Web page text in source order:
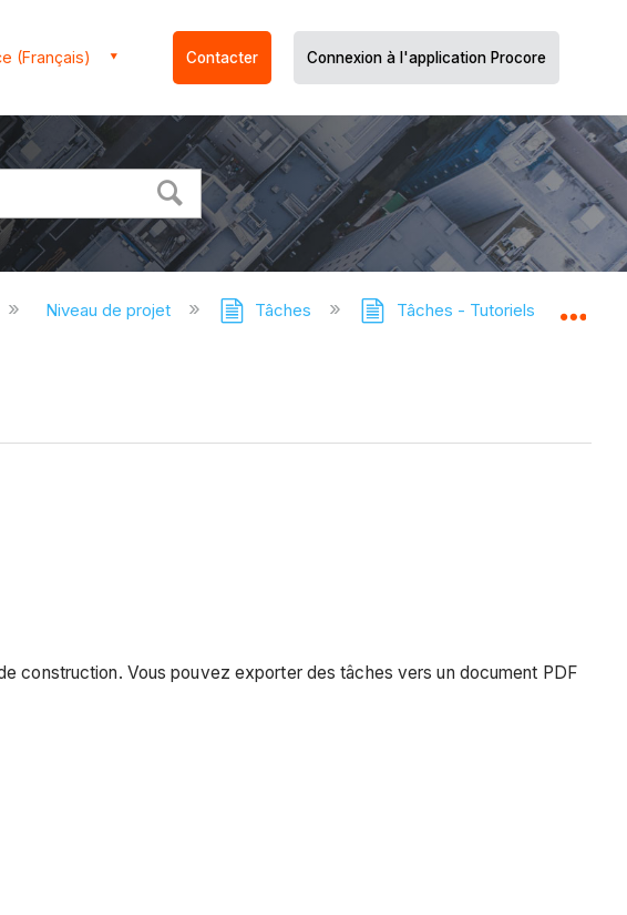
(Français) Contacter Connexion à l'application Procore
Niveau de projet Tâches Tâches - Tutoriels
construction. Vous pouvez exporter des tâches vers un document PDF